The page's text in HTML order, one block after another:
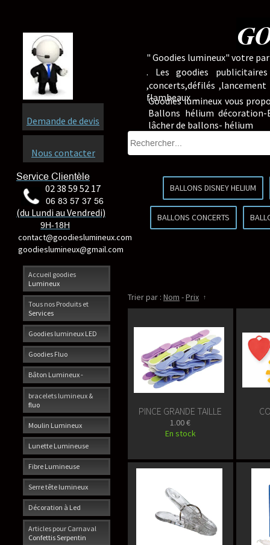
Accueil goodies
Lumineux
Tous nos Produits et
Services
Goodies lumineux LED
Goodies Fluo
Bâton Lumineux -
bracelets lumineux &
fluo
Moulin Lumineux
Lunette Lumineuse
Fibre Lumineuse
Serre tête lumineux
Décoration à Led
Articles pour Carnaval
Confettis Serpentin
Service Clientèle
02 38 59 52 17
06 83 57 37 56
(du Lundi au Vendredi)
9H-18H
contact@goodieslumineux.com
goodieslumineux@gmail.com
Demande de devis
Nous contacter
" Goodies lumineux" votre
. Les goodies
,concerts,défilés
flambeaux ...
Goodies lumineux vous
Ballons hélium
lâcher de ballons- hélium
BALLONS DISNEY HELIUM
BALLONS CONCERTS
Trier par : Nom -Prix
PINCE GRANDE TAILLE
1.00 €
En stock